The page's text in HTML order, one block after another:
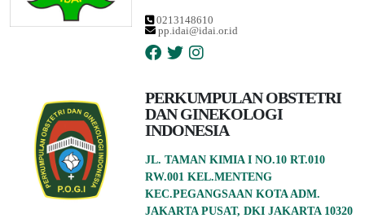
0213148610
pp.idai@idai.or.id
PERKUMPULAN OBSTETRI
DAN GINEKOLOGI
INDONESIA
JL. TAMAN KIMIA I NO.10 RT.010
RW.001 KEL.MENTENG
KEC.PEGANGSAAN KOTA ADM.
JAKARTA PUSAT, DKI JAKARTA 10320